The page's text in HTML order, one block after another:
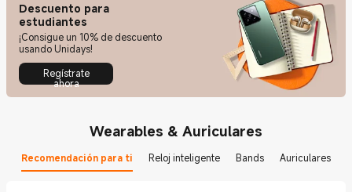
Descuento para
estudiantes
¡Consigue un 10% de descuento
usando Unidays!
Regístrate
ahora
Wearables & Auriculares
Recomendación para ti Reloj inteligente Bands Auriculares